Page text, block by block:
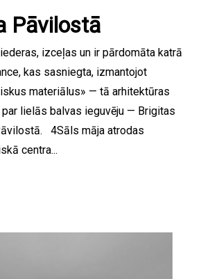
Pāvilostā
izceļas un ir pārdomāta katrā
kas sasniegta, izmantojot
materiālus» — tā arhitektūras
lielās balvas ieguvēju — Brigitas
4Sāls māja atrodas
centra...